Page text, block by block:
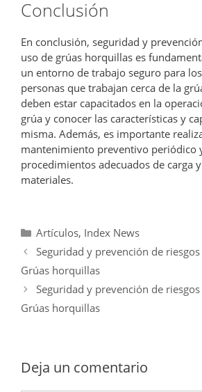
Conclusión
En conclusión, seguridad y
uso de grúas horquillas es
un entorno de trabajo seguro para
personas que trabajan cerca de la
deben estar capacitados en la
grúa y conocer las características y
misma. Además, es importante
mantenimiento preventivo periódico
procedimientos adecuados de carga
materiales.
Categorías
Artículos, Index News
Seguridad y prevención de
Grúas horquillas
Seguridad y prevención de
Grúas horquillas
Deja un comentario